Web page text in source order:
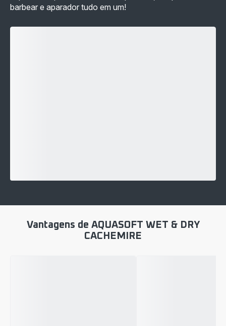
barbear e aparador tudo em um!
Vantagens de AQUASOFT WET & DRY
CACHEMIRE